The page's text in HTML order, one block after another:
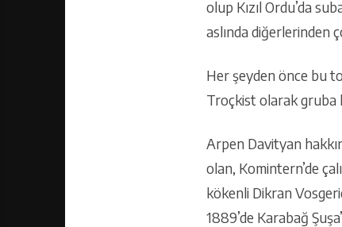
olup Kızıl Ordu’da
aslında diğerlerinden
Her şeyden önce bu
Troçkist olarak gruba
Arpen Davityan
olan, Komintern’de
kökenli Dikran
1889’de Karabağ